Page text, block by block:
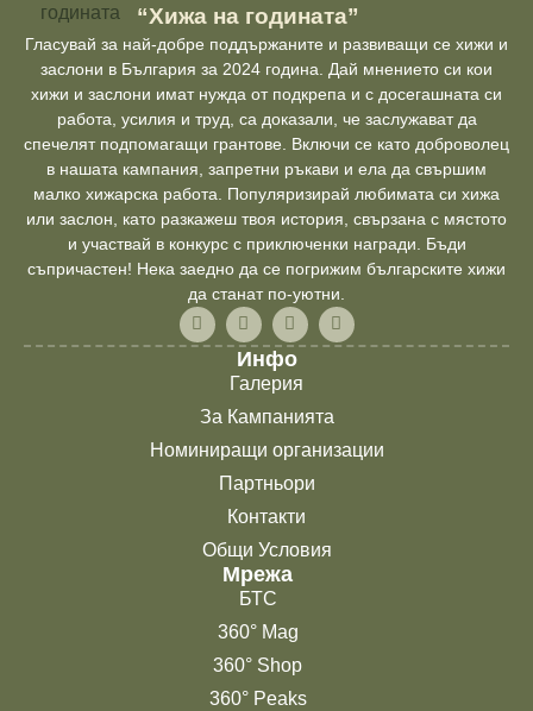
“Хижа на годината”
Гласувай за най-добре поддържаните и развиващи се хижи и
заслони в България за 2024 година. Дай мнението си кои
хижи и заслони имат нужда от подкрепа и с досегашната си
работа, усилия и труд, са доказали, че заслужават да
спечелят подпомагащи грантове. Включи се като доброволец
в нашата кампания, запретни ръкави и ела да свършим
малко хижарска работа. Популяризирай любимата си хижа
или заслон, като разкажеш твоя история, свързана с мястото
и участвай в конкурс с приключенки награди. Бъди
съпричастен! Нека заедно да се погрижим българските хижи
да станат по-уютни.
Инфо
Галерия
За Кампанията
Номиниращи организации
Партньори
Контакти
Общи Условия
Мрежа
БТС
360° Mag
360° Shop
360° Peaks